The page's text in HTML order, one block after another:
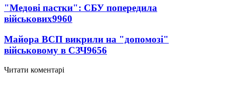
"Медові пастки": СБУ попередила
військових9960
Майора ВСП викрили на "допомозі"
військовому в СЗЧ9656
Читати коментарі